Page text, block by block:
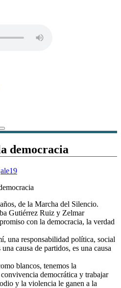
democracia
ale19
de la Marcha del Silencio.
Gutiérrez Ruiz y Zelmar
con la democracia, la verdad
una responsabilidad política, social
causa de partidos, es una causa
blancos, tenemos la
democrática y trabajar
y la violencia le ganen a la